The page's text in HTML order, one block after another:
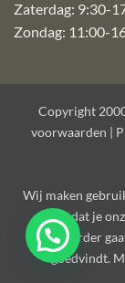
Zaterdag: 9:30-
Zondag: 11:00-
Copyright
voorwaarden |
Wij maken
dat je
Als je verder
goedvindt.